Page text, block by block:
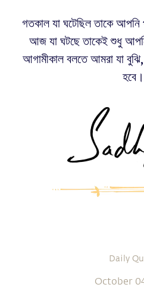
গতকাল যা ঘটেছিল তাকে আপনি
আজ যা ঘটছে তাকেই শুধু
আগামীকাল বলতে আমরা যা
হবে।
Daily
October